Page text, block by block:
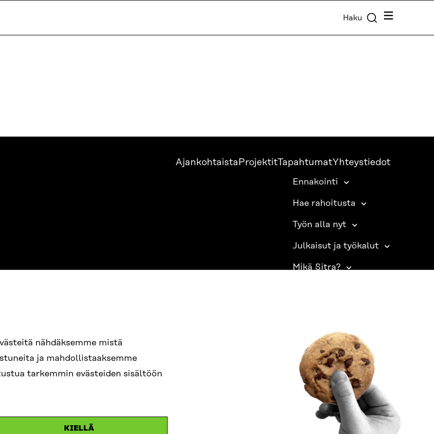
nähdäksemme mistä
ja mahdollistaaksemme
tarkemmin evästeiden sisältöön
KIELLÄ
Haku Valikko
Ajankohtaista ProjektitTapahtumatYhteystiedot
Ennakointi
Hae rahoitusta
Työn alla nyt
Julkaisut ja työkalut
Mikä Sitra?
618 991
SITRA SOSIAALISESSA MEDIASSA